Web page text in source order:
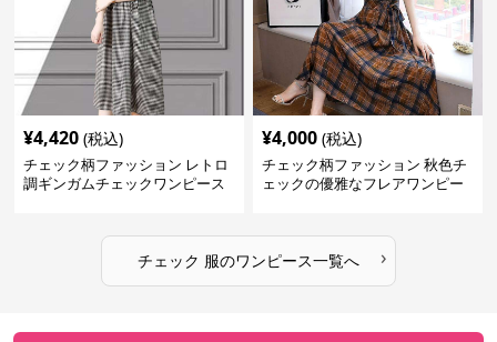
¥4,420 (税込)
チェック柄ファッション レトロ
調ギンガムチェックワンピース
¥4,000 (税込)
チェック柄ファッション 秋色チ
ェックの優雅なフレアワンピー
チェック 服のワンピース一覧へ ›